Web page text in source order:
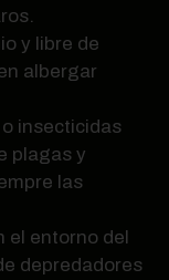
y libre de
albergar
insecticidas
plagas y
las
el entorno del
depredadores